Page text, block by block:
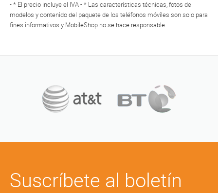
- * El precio incluye el IVA - * Las características técnicas, fotos de
modelos y contenido del paquete de los teléfonos móviles son solo para
fines informativos y MobileShop no se hace responsable.
Suscríbete al boletín